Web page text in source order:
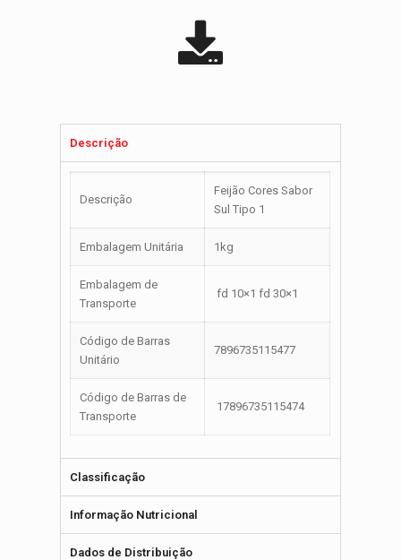
Descrição
Descrição
Feijão Cores Sabor
Sul Tipo 1
Embalagem Unitária 1kg
Embalagem de
Transporte
fd 10×1 fd 30×1
Código de Barras
Unitário
7896735115477
Código de Barras de
Transporte
17896735115474
Classificação
Informação Nutricional
Dados de Distribuição